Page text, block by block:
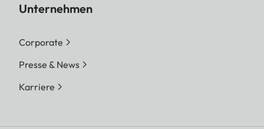
Unternehmen
Corporate
Presse & News
Karriere